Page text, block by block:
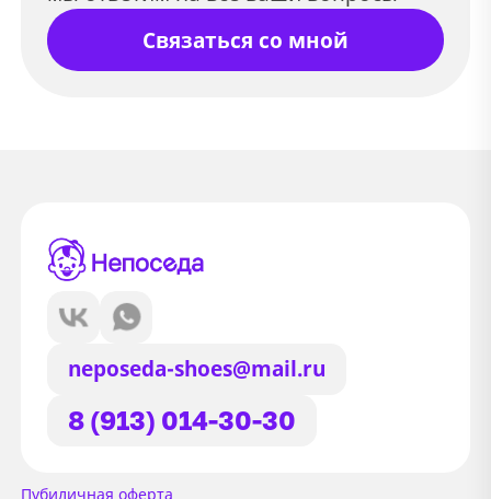
Связаться со мной
neposeda-shoes@mail.ru
8 (913) 014-30-30
Пубиличная оферта